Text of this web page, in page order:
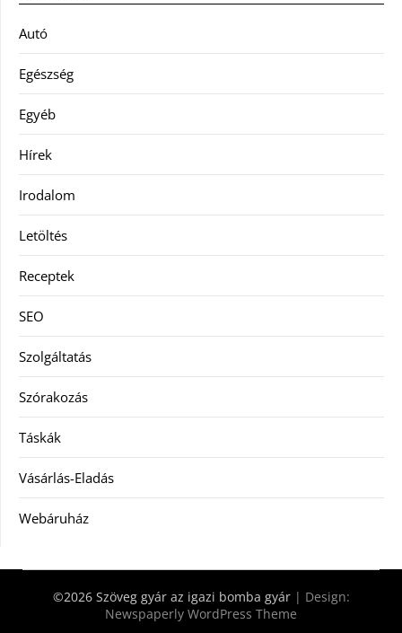
Autó
Egészség
Egyéb
Hírek
Irodalom
Letöltés
Receptek
SEO
Szolgáltatás
Szórakozás
Táskák
Vásárlás-Eladás
Webáruház
©2026 Szöveg gyár az igazi bomba gyár | Design:
Newspaperly WordPress Theme